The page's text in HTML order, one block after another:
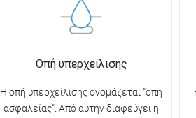
Οπή υπερχείλισης
Η οπή υπερχείλισης ονομάζεται "οπή
ασφαλείας". Από αυτήν διαφεύγει η